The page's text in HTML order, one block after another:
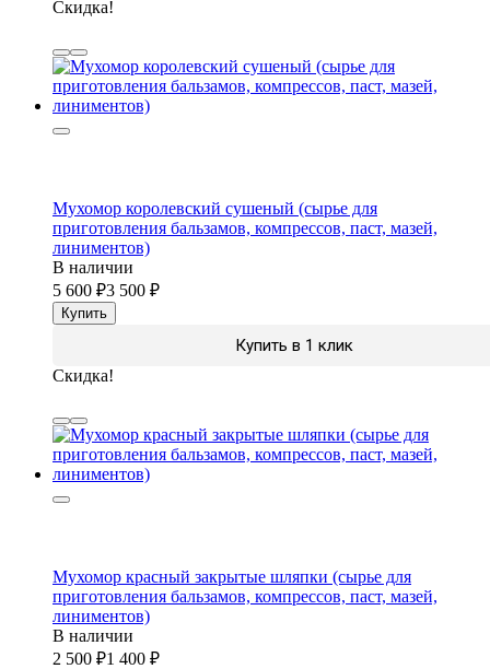
Скидка!
Мухомор королевский сушеный (сырье для
приготовления бальзамов, компрессов, паст, мазей,
линиментов)
В наличии
5 600
3 500
Купить
Купить в 1 клик
Скидка!
Мухомор красный закрытые шляпки (сырье для
приготовления бальзамов, компрессов, паст, мазей,
линиментов)
В наличии
2 500
1 400